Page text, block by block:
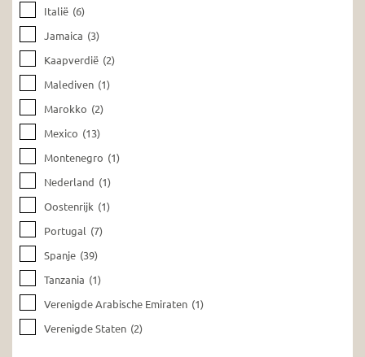
Italië (6)
Jamaica (3)
Kaapverdië (2)
Malediven (1)
Marokko (2)
Mexico (13)
Montenegro (1)
Nederland (1)
Oostenrijk (1)
Portugal (7)
Spanje (39)
Tanzania (1)
Verenigde Arabische Emiraten (1)
Verenigde Staten (2)